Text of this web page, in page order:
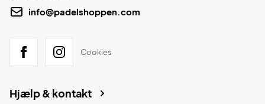
info@padelshoppen.com
Cookies
Hjælp & kontakt